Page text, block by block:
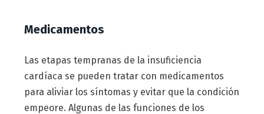
Medicamentos
Las etapas tempranas de la insuficiencia
cardíaca se pueden tratar con medicamentos
para aliviar los síntomas y evitar que la condición
empeore. Algunas de las funciones de los